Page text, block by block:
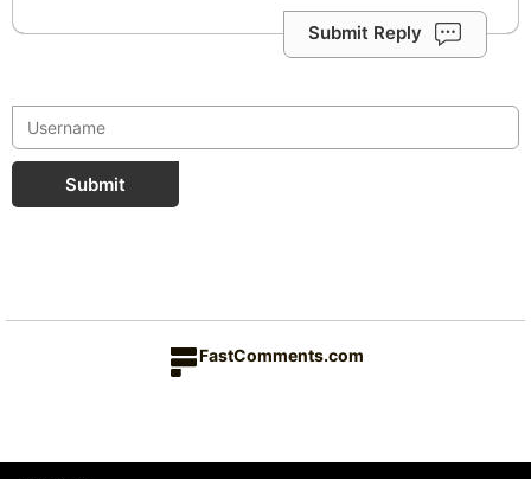
Submit Reply
Submit
FastComments.com